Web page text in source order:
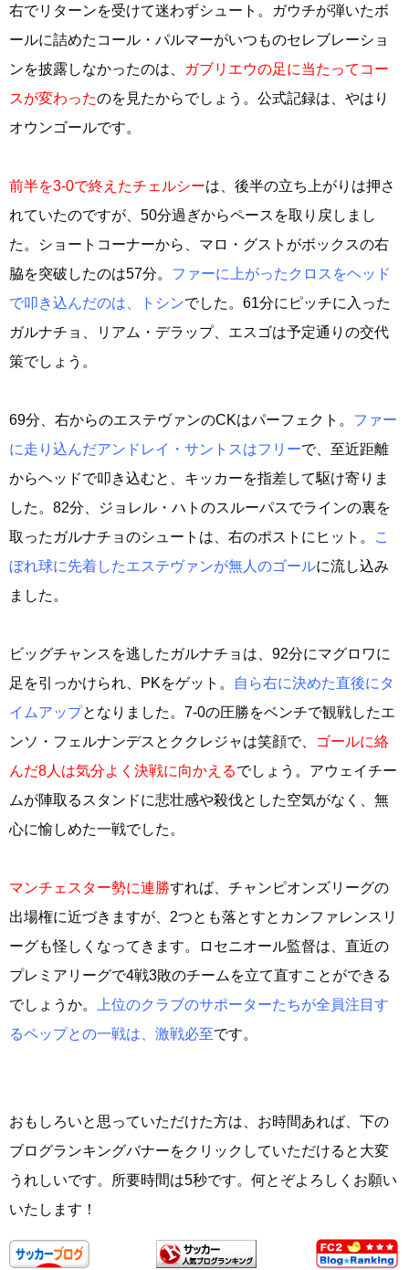
右でリターンを受けて迷わずシュート。ガウチが弾いたボ
ールに詰めたコール・パルマーがいつものセレブレーショ
ンを披露しなかったのは、
ガブリエウの足に当たってコー
スが変わったのを見たからでしょう。公式記録は、やはり
オウンゴールです。
前半を3-0で終えたチェルシーは、後半の立ち上がりは押さ
れていたのですが、50分過ぎからペースを取り戻しまし
た。ショートコーナーから、マロ・グストがボックスの右
脇を突破したのは57分。 ファーに上がったクロスをヘッド
で叩き込んだのは、トシンでした。61分にピッチに入った
ガルナチョ、リアム・デラップ、エスゴは予定通りの交代
策でしょう。
69分、右からのエステヴァンのCKはパーフェクト。 ファー
に走り込んだアンドレイ・サントスはフリーで、至近距離
からヘッドで叩き込むと、キッカーを指差して駆け寄りま
した。82分、ジョレル・ハトのスルーパスでラインの裏を
取ったガルナチョのシュートは、右のポストにヒット。
こ
ぼれ球に先着したエステヴァンが無人のゴールに流し込み
ました。
ビッグチャンスを逃したガルナチョは、92分にマグロワに
足を引っかけられ、PKをゲット。
自ら右に決めた直後にタ
イムアップとなりました。7-0の圧勝をベンチで観戦したエ
ンソ・フェルナンデスとククレジャは笑顔で、
ゴールに絡
んだ8人は気分よく決戦に向かえるでしょう。アウェイチー
ムが陣取るスタンドに悲壮感や殺伐とした空気がなく、無
心に愉しめた一戦でした。
マンチェスター勢に連勝すれば、チャンピオンズリーグの
出場権に近づきますが、2つとも落とすとカンファレンスリ
ーグも怪しくなってきます。ロセニオール監督は、直近の
プレミアリーグで4戦3敗のチームを立て直すことができる
でしょうか。
上位のクラブのサポーターたちが全員注目す
るペップとの一戦は、激戦必至です。
おもしろいと思っていただけた方は、お時間あれば、下の
ブログランキングバナーをクリックしていただけると大変
うれしいです。所要時間は5秒です。何とぞよろしくお願い
いたします！